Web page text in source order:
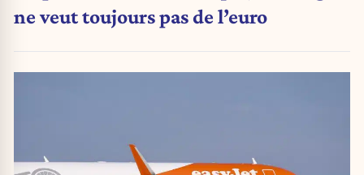
ne veut toujours pas de l’euro